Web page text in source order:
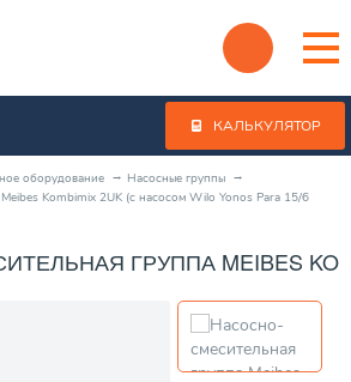
КАЛЬКУЛЯТОР
оборудование
Насосные группы
Kombimix 2UK (с насосом Wilo Yonos Para 15/6
ГРУППА MEIBES